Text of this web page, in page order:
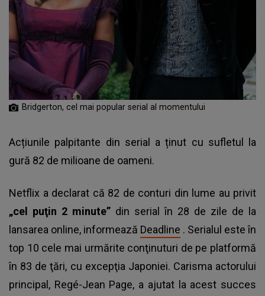
Bridgerton, cel mai popular serial al momentului
Acțiunile palpitante din serial a ținut cu sufletul la
gură 82 de milioane de oameni.
Netflix a declarat că 82 de conturi din lume au privit
„cel puţin 2 minute” din serial în 28 de zile de la
lansarea online, informează Deadline . Serialul este în
top 10 cele mai urmărite conţinuturi de pe platformă
în 83 de ţări, cu excepţia Japoniei. Carisma actorului
principal, Regé-Jean Page, a ajutat la acest succes